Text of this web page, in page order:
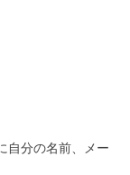
自分の名前、メー